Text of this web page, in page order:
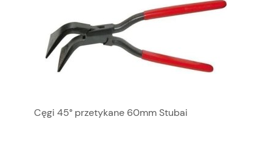
Cęgi 45° przetykane 60mm Stubai